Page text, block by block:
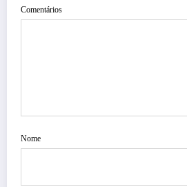
Comentários
Nome